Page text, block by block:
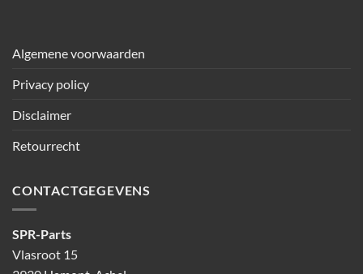
Algemene voorwaarden
Privacy policy
Disclaimer
Retourrecht
CONTACTGEGEVENS
SPR-Parts
Vlasroot 15